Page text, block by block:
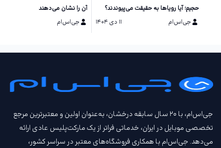
حجیم؛ آیا رویاها به حقیقت می‌پیوندند؟
جی‌اس‌ام
۱۱ دی ۱۴۰۴
آن را نشان می‌دهند
جی‌اس‌ام
جی‌اس‌ام، با ۲۰ سال سابقه درخشان، به‌عنوان اولین و معتبرترین مرجع
تخصصی موبایل در ایران، خدماتی فراتر از یک مارکت‌پلیس عادی ارائه
می‌دهد. جی‌اس‌ام با همکاری فروشگاه‌های معتبر در سراسر کشور،